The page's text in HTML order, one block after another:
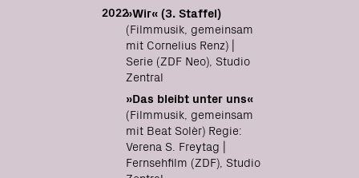
2022»Wir« (3. Staffel)
(Filmmusik, gemeinsam
mit Cornelius Renz) |
Serie (ZDF Neo), Studio
Zentral
»Das bleibt unter uns«
(Filmmusik, gemeinsam
mit Beat Solèr) Regie:
Verena S. Freytag |
Fernsehfilm (ZDF), Studio